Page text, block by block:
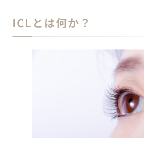
ICLとは何か？
多焦点型ICLという選択肢も
ICLを受けられる年齢と適応条件
ICLが適している年齢とは？
ICL手術を受けた有名人・芸能人
Q1. 乱視があっても手術できますか？
Q3. 片目だけ手術できますか？